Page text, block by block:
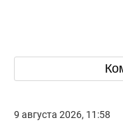
9 августа 2026, 11:58